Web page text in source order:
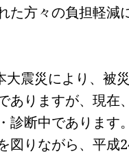
た方々の負担軽減
大震災により、被
ありますが、現在
診断中であります
図りながら、平成